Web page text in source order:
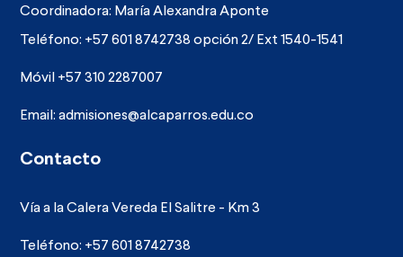
Coordinadora: María Alexandra Aponte
Teléfono: +57 601 8742738 opción 2/ Ext 1540-1541
Móvil +57 310 2287007
Email:admisiones@alcaparros.edu.co
Contacto
Vía a la Calera Vereda El Salitre - Km 3
Teléfono: +57 601 8742738